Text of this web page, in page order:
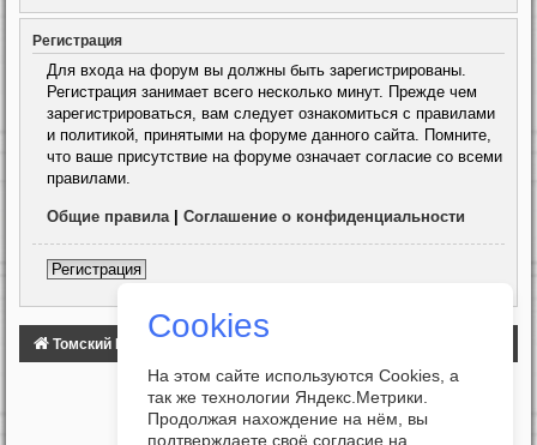
Регистрация
Для входа на форум вы должны быть зарегистрированы.
Регистрация занимает всего несколько минут. Прежде чем
зарегистрироваться, вам следует ознакомиться с правилами
и политикой, принятыми на форуме данного сайта. Помните,
что ваше присутствие на форуме означает согласие со всеми
правилами.
Общие правила | Соглашение о конфиденциальности
Регистрация
Томский Клуб Автомобилистов
Cookies
На этом сайте используются Cookies, а
так же технологии Яндекс.Метрики.
Продолжая нахождение на нём, вы
подтверждаете своё согласие на